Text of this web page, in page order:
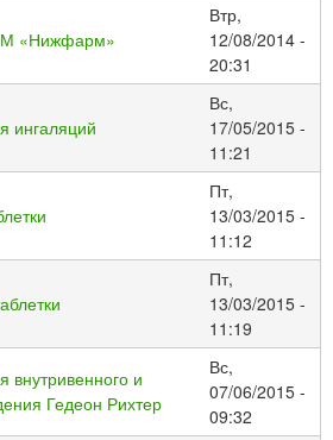
«Нижфарм»
Втр,
12/08/2014 -
20:31
ингаляций
Вс,
17/05/2015 -
11:21
Пт,
13/03/2015 -
11:12
Пт,
13/03/2015 -
11:19
и
Гедеон Рихтер
Вс,
07/06/2015 -
09:32